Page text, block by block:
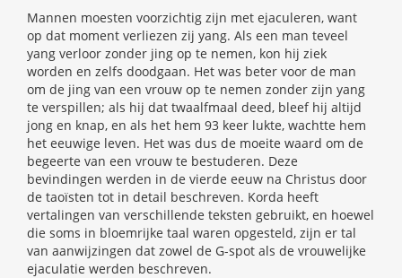
Mannen moesten voorzichtig zijn met ejaculeren, want
op dat moment verliezen zij yang. Als een man teveel
yang verloor zonder jing op te nemen, kon hij ziek
worden en zelfs doodgaan. Het was beter voor de man
om de jing van een vrouw op te nemen zonder zijn yang
te verspillen; als hij dat twaalfmaal deed, bleef hij altijd
jong en knap, en als het hem 93 keer lukte, wachtte hem
het eeuwige leven. Het was dus de moeite waard om de
begeerte van een vrouw te bestuderen. Deze
bevindingen werden in de vierde eeuw na Christus door
de taoïsten tot in detail beschreven. Korda heeft
vertalingen van verschillende teksten gebruikt, en hoewel
die soms in bloemrijke taal waren opgesteld, zijn er tal
van aanwijzingen dat zowel de G-spot als de vrouwelijke
ejaculatie werden beschreven.